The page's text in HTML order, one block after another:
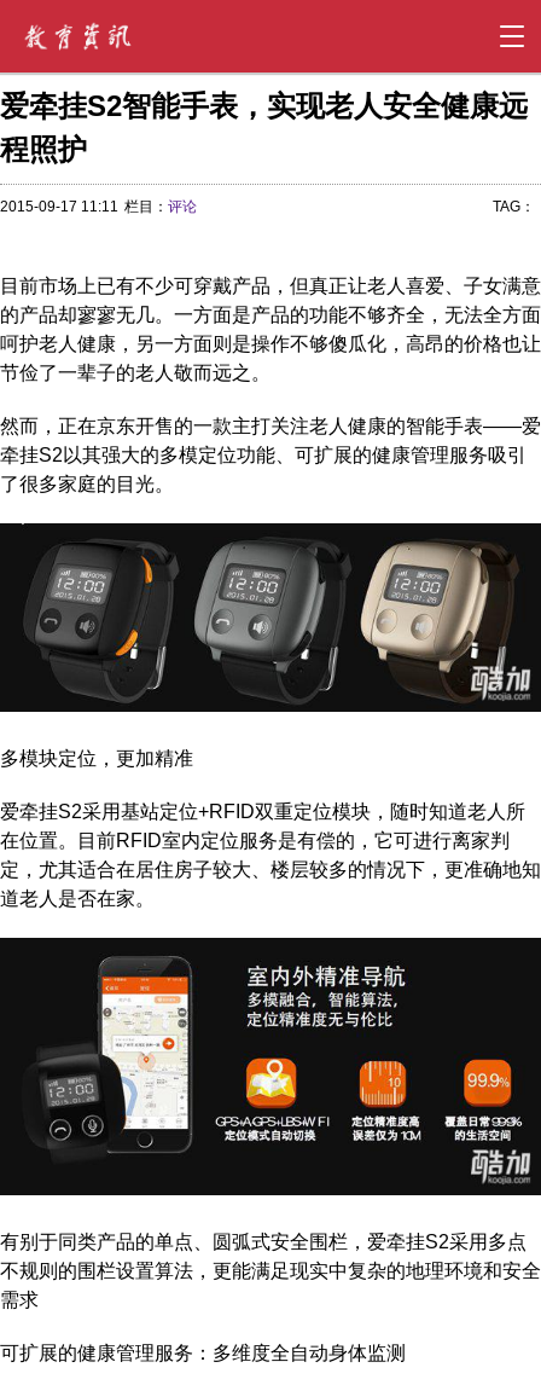
爱牵挂S2智能手表，实现老人安全健康远
程照护
2015-09-17 11:11 栏目： 评论 TAG：
目前市场上已有不少可穿戴产品，但真正让老人喜爱、子女满意
的产品却寥寥无几。一方面是产品的功能不够齐全，无法全方面
呵护老人健康，另一方面则是操作不够傻瓜化，高昂的价格也让
节俭了一辈子的老人敬而远之。
然而，正在京东开售的一款主打关注老人健康的智能手表——爱
牵挂S2以其强大的多模定位功能、可扩展的健康管理服务吸引
了很多家庭的目光。
多模块定位，更加精准
爱牵挂S2采用基站定位+RFID双重定位模块，随时知道老人所
在位置。目前RFID室内定位服务是有偿的，它可进行离家判
定，尤其适合在居住房子较大、楼层较多的情况下，更准确地知
道老人是否在家。
有别于同类产品的单点、圆弧式安全围栏，爱牵挂S2采用多点
不规则的围栏设置算法，更能满足现实中复杂的地理环境和安全
需求
可扩展的健康管理服务：多维度全自动身体监测